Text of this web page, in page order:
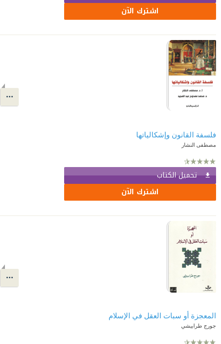
اشترك الآن
فلسفة القانون وإشكالياتها
مصطفى النشار
تحميل الكتاب
اشترك الآن
المعجزة أو سبات العقل في الإسلام
جورج طرابيشي